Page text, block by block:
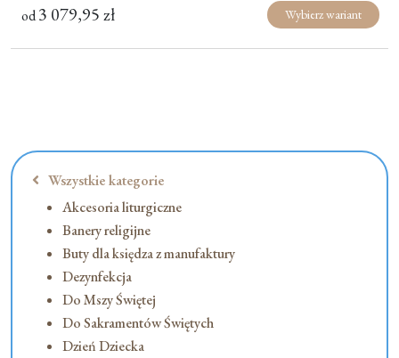
Wszystkie kategorie
Akcesoria liturgiczne
Banery religijne
Buty dla księdza z manufaktury
Dezynfekcja
Do Mszy Świętej
Do Sakramentów Świętych
Dzień Dziecka
od3 079,95zł Wybierz wariant